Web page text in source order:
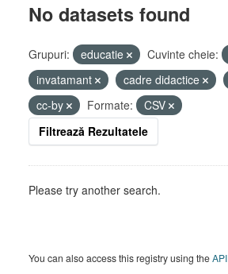
No datasets found
Grupuri: educatie Cuvinte cheie:
invatamant
cadre didactice
cc-by
Formate:
CSV
Filtrează Rezultatele
Please try another search.
You can also access this registry using theAPI